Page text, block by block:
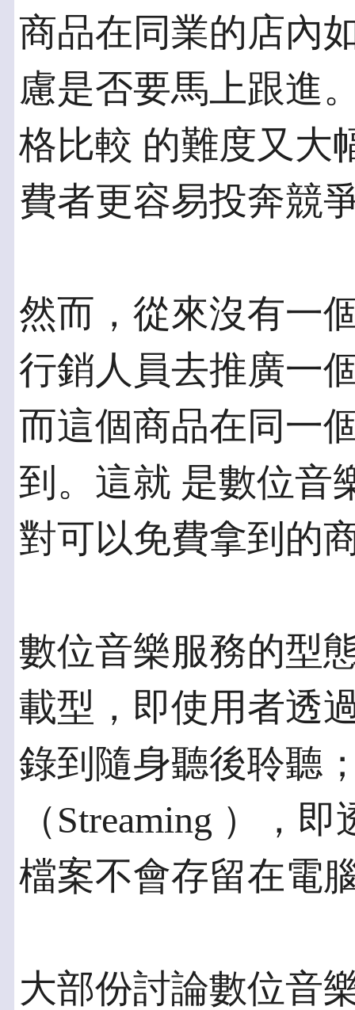
商品在同業的店內
慮是否要馬上跟進
格比較 的難度又大
費者更容易投奔競
然而，從來沒有一
行銷人員去推廣一
而這個商品在同一
到。這就 是數位音
對可以免費拿到的
數位音樂服務的型
載型，即使用者透
錄到隨身聽後聆聽
（Streaming ），
檔案不會存留在電
大部份討論數位音